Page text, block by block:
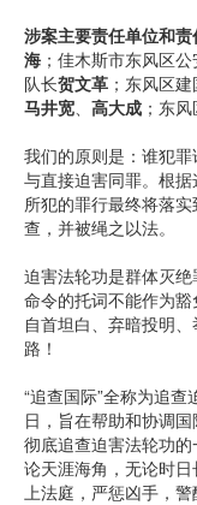
涉案主要责任单位和责
海 ；佳木斯市东风区
队长贺文革 ；东风区
马井宽、 高大成 ；东
我们的原则是：谁犯
与直接迫害同罪。根
所犯的罪行最终将落
查，并被绳之以法。
迫害法轮功是群体灭
命令的托词不能作为豁
自首坦白、弃暗投明
路！
“追查国际”全称为追
日，旨在帮助和协调
彻底追查迫害法轮功
论天涯海角，无论时
上法庭，严惩凶手，警